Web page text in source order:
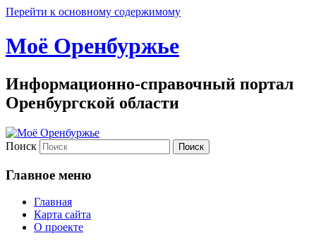
Перейти к основному содержимому
Моё Оренбуржье
Информационно-справочный портал
Оренбургской области
Поиск
Главное меню
Главная
Карта сайта
О проекте